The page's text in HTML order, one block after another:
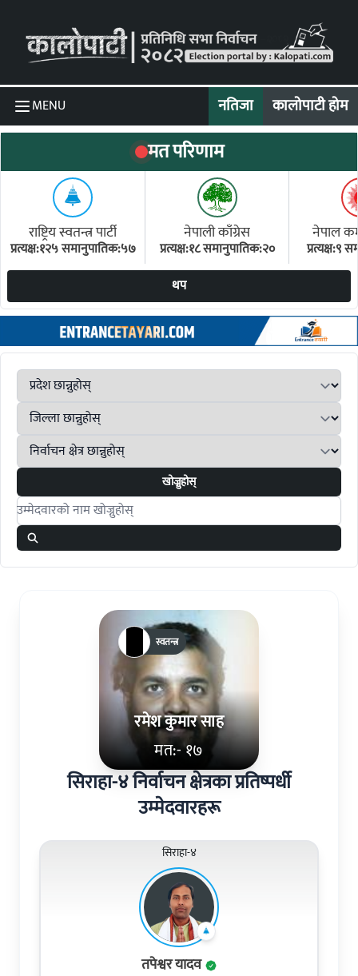
MENU नतिजा कालोपाटी होम
मत परिणाम
राष्ट्रिय स्वतन्त्र पार्टी
प्रत्यक्ष:१२५ समानुपातिक:५७
नेपाली काँग्रेस
प्रत्यक्ष:१८ समानुपातिक:२०
नेपाल
प्रत्यक्ष:९
थप
खोज्नुहोस्
Search candidates
रमेश कुमार साह
मत:- १७
स्वतन्त्र
सिराहा-४ निर्वाचन क्षेत्रका प्रतिष्पर्धी
उम्मेदवारहरू
सिराहा-४
तपेश्वर यादव